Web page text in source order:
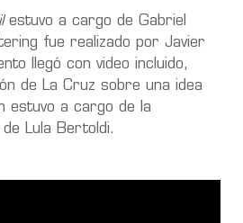
estuvo a cargo de Gabriel
fue realizado por Javier
llegó con video incluido,
de La Cruz sobre una idea
estuvo a cargo de la
Lula Bertoldi.